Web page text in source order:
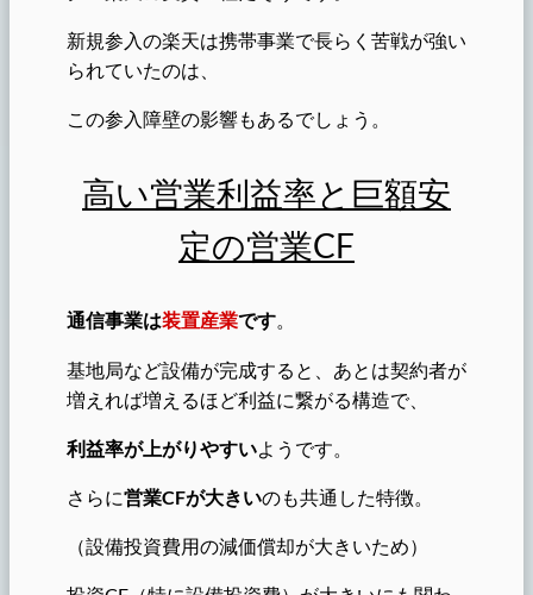
新規参入の楽天は携帯事業で長らく苦戦が強い
られていたのは、
この参入障壁の影響もあるでしょう。
高い営業利益率と巨額安
定の営業CF
通信事業は装置産業です。
基地局など設備が完成すると、あとは契約者が
増えれば増えるほど利益に繋がる構造で、
利益率が上がりやすいようです。
さらに営業CFが大きいのも共通した特徴。
（設備投資費用の減価償却が大きいため）